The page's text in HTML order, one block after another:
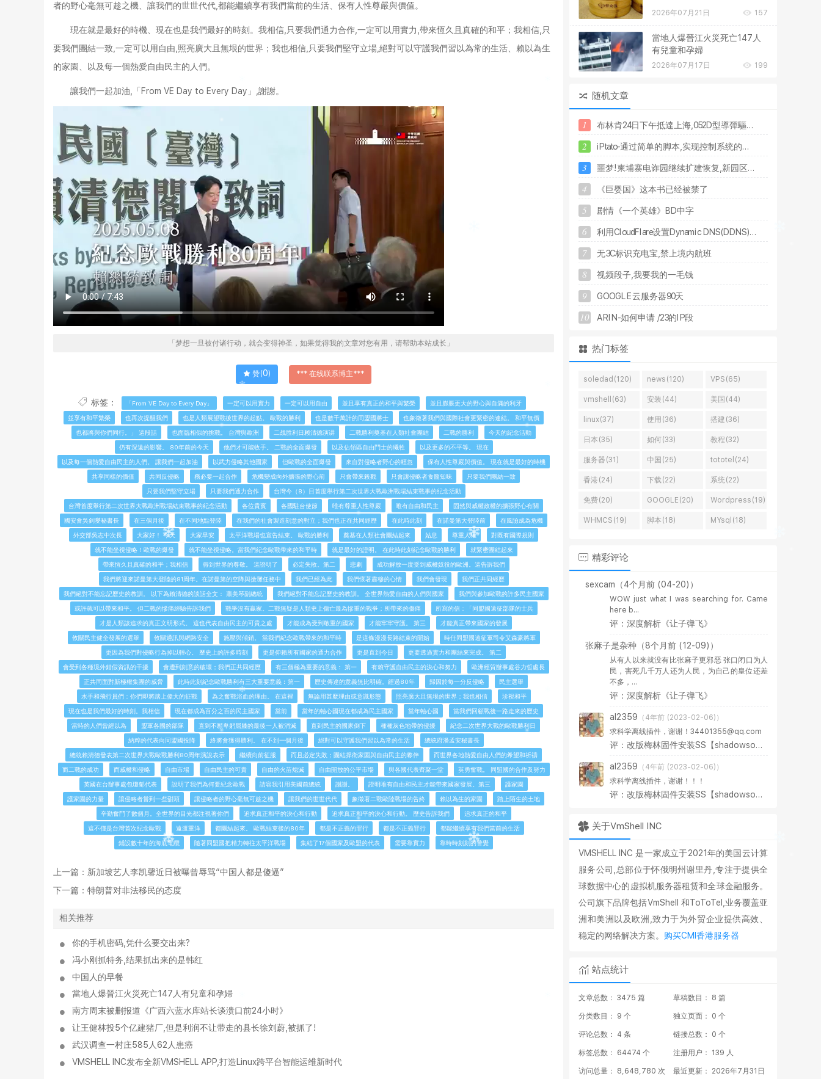
者的野心毫無可趁之機、讓我們的世世代代,都能繼續享有我們當前的生活、保有人性尊嚴與價值。
現在就是最好的時機、現在也是我們最好的時刻。我相信,只要我們通力合作,一定可以用實力,帶來恆久且真確的和平；我相信,只
要我們團結一致,一定可以用自由,照亮廣大且無垠的世界；我也相信,只要我們堅守立場,絕對可以守護我們習以為常的生活、賴以為生
的家園、以及每一個熱愛自由民主的人們。
讓我們一起加油,「From VE Day to Every Day」,謝謝。
「梦想一旦被付诸行动，就会变得神圣，如果觉得我的文章对您有用，请帮助本站成长」
赞(0) *** 在线联系博主***
标签： 「From VE Day to Every Day」 一定可以用實力 一定可以用自由 並且享有真正的和平與繁榮
並且膨脹更大的野心與自滿的利牙
並享有和平繁榮
也再次提醒我們 也是人類展望戰後世界的起點。 歐戰的勝利 也是數千萬計的同盟國將士
也象徵著我們與國際社會更緊密的連結。 和平無價
也都將與你們同行。」 這段話
也面臨相似的挑戰。 台灣與歐洲 二战胜利日赖清德演讲 二戰勝利奠基在人類社會團結 二戰的勝利
今天的紀念活動
仍有深遠的影響。 80年前的今天
他們才可能收手。 二戰的全面爆發 以及佔領區自由鬥士的犧牲
以及更多的不平等。 現在
以及每一個熱愛自由民主的人們。 讓我們一起加油
以武力侵略其他國家 但歐戰的全面爆發 來自對侵略者野心的輕忽
保有人性尊嚴與價值。 現在就是最好的時機
共享同樣的價值
共同反侵略 務必要一起合作 危機變成向外擴張的野心前 只會帶來殺戮 只會讓侵略者食髓知味
只要我們團結一致
只要我們堅守立場
只要我們通力合作
台灣今（8）日首度舉行第二次世界大戰歐洲戰場結束戰事的紀念活動
台灣首度舉行第二次世界大戰歐洲戰場結束戰事的紀念活動
各位貴賓 各國駐台使節 唯有尊重人性尊嚴 唯有自由和民主
固然與威權政權的擴張野心有關
國安會吳釗燮秘書長
在三個月後 在不同地點登陸 在我們的社會製造刻意的對立；我們也正在共同經歷 在此時此刻 在諾曼第大登陸前
在風險成為危機
外交部吳志中次長
大家好！ 今天 大家早安 太平洋戰場也宣告結束。 歐戰的勝利 奠基在人類社會團結起來 姑息 尊重人權
對既有國際規則
就不能坐視侵略！歐戰的爆發
就不能坐視侵略。當我們紀念歐戰帶來的和平時 就是最好的證明。 在此時此刻紀念歐戰的勝利
就緊密團結起來
帶來恆久且真確的和平；我相信
得到世界的尊敬。 這證明了 必定失敗。第二 悲劇
成功解放一度受到威權奴役的歐洲。這告訴我們
我們將迎來諾曼第大登陸的81周年。在諾曼第的空降與搶灘任務中
我們已經為此 我們懷著肅穆的心情 我們會發現
我們正共同經歷
我們絕對不能忘記歷史的教訓。 以下為賴清德的談話全文： 蕭美琴副總統
我們絕對不能忘記歷史的教訓。 全世界熱愛自由的人們與國家
我們與參加歐戰的許多民主國家
或許就可以帶來和平。 但二戰的慘痛經驗告訴我們
戰爭沒有贏家。二戰無疑是人類史上傷亡最為慘重的戰爭；所帶來的傷痛
所寫的信：「同盟國遠征部隊的士兵
才是人類該追求的真正文明形式。 這也代表自由民主的可貴之處
才能成為受到敬重的國家 才能牢牢守護。 第三
才能真正帶來國家的發展
攸關民主健全發展的選舉
攸關通訊與網路安全 施壓與傾銷。 當我們紀念歐戰帶來的和平時 是這條漫漫長路結束的開始
時任同盟國遠征軍司令艾森豪將軍
更因為我們對侵略行為掉以輕心。 歷史上的許多時刻
更是仰賴所有國家的通力合作 更是直到今日
更要透過實力和團結來完成。 第二
會受到各種境外錯假資訊的干擾
會遭到刻意的破壞；我們正共同經歷 有三個極為重要的意義： 第一 有賴守護自由民主的決心和努力
歐洲經貿辦事處谷力哲處長
正共同面對新極權集團的威脅
此時此刻紀念歐戰勝利有三大重要意義︰第一 歷史傳達的意義無比明確。經過80年 歸因於每一分反侵略
民主選舉
水手和飛行員們：你們即將踏上偉大的征戰
為之奮戰浴血的理由。 在這裡 無論用甚麼理由或意識形態 照亮廣大且無垠的世界；我也相信
珍視和平
現在也是我們最好的時刻。我相信
現在都成為百分之百的民主國家 當前 當年的軸心國現在都成為民主國家 當年軸心國
當我們回顧戰後一路走來的歷史
當時的人們曾經以為
盟軍各國的部隊 直到不願卑躬屈膝的最後一人被消滅 直到民主的國家倒下 種種灰色地帶的侵擾
紀念二次世界大戰的歐戰勝利日
納粹的代表向同盟國投降
終將會獲得勝利。 在不到一個月後 絕對可以守護我們習以為常的生活
總統府潘孟安秘書長
總統賴清德發表第二次世界大戰歐戰勝利80周年演說表示
繼續向前征服 而且必定失敗；團結捍衛家園與自由民主的夥伴
而世界各地熱愛自由人們的希望和祈禱
而二戰的成功
而威權和侵略 自由市場 自由民主的可貴 自由的火苗熄滅 自由開放的公平市場 與各國代表齊聚一堂
英勇奮戰。 同盟國的合作及努力
英國在台辦事處包瓊郁代表
說明了我們為何要紀念歐戰 請容我引用美國前總統 謝謝。 證明唯有自由和民主才能帶來國家發展。第三
護家園
護家園的力量
讓侵略者嘗到一些甜頭 讓侵略者的野心毫無可趁之機 讓我們的世世代代 象徵著二戰歐陸戰場的告終 賴以為生的家園
踏上陌生的土地
辛勤奮鬥了數個月。全世界的目光都注視著你們
追求真正和平的決心和行動 追求真正和平的決心和行動。 歷史告訴我們
追求真正的和平
這不僅是台灣首次紀念歐戰
遠渡重洋 都團結起來。 歐戰結束後的80年 都是不正義的罪行 都是不正義罪行
都能繼續享有我們當前的生活
鋪設數十年的海底電纜
隨著同盟國把精力轉往太平洋戰場 集結了17個國家及歐盟的代表 需要靠實力 靠時時刻刻的警覺
上一篇： 新加坡艺人李凯馨近日被曝曾辱骂“中国人都是傻逼”
下一篇： 特朗普对非法移民的态度
相关推荐
你的手机密码,凭什么要交出来?
冯小刚抓特务,结果抓出来的是韩红
中国人的早餐
當地人爆晉江火災死亡147人有兒童和孕婦
南方周末被删报道《广西六蓝水库站长谈溃口前24小时》
让王健林投5个亿建猪厂,但是利润不让带走的县长徐刘蔚,被抓了!
武汉调查一村庄585人62人患癌
VMSHELL INC发布全新VMSHELL APP,打造Linux跨平台智能运维新时代
2026年07月21日 157
當地人爆晉江火災死亡147人
有兒童和孕婦
2026年07月17日 199
随机文章
1 布林肯24日下午抵達 上海 052D型導彈驅...
2 i Ptato-通过简单的脚本 实现控制 系统的...
3 噩梦!柬埔寨电诈园继续扩建恢复 新园 区...
4 《巨婴国》 这本书已经被禁了
5 剧情 《一个英雄》 BD中字
6 利 用C oudF are设置Dynamic DNS(DDNS)...
7 无3C标识充电宝 禁 上境内航班
8 视频段子 我要我的一毛钱
9 GOOGL E云服务器90天
10 AR N-如何申请 /23的 P段
热门标签
soledad(120) news(120) VPS(65)
vmshell(63) 安装(44) 美国(44)
linux(37) 使用(36) 搭建(36)
日本(35) 如何(33) 教程(32)
服务器(31) 中国(25) tototel(24)
香港(24) 下载(22) 系统(22)
免费(20) GOOGLE(20) Wordpress(19)
WHMCS(19) 脚本(18) MYsql(18)
精彩评论
sexcam （4个月前 (04-20)）
WOW just what I was searching for. Came
here b...
评：深度解析《让子弹飞》
张麻子是杂种 （8个月前 (12-09)）
从有人以来就没有比张麻子更邪恶 张口闭口为人
民，害死几千万人还为人民，为自己的皇位还差
不多，...
评：深度解析《让子弹飞》
al2359 （4年前 (2023-02-06)）
求科学离线插件，谢谢！34401355@qq.com
评：改版梅林固件安装SS【shadowsocks】科学上网插件教程
al2359 （4年前 (2023-02-06)）
求科学离线插件，谢谢！！！
评：改版梅林固件安装SS【shadowsocks】科学上网插件教程
关于VmShell INC
VMSHELL INC 是一家成立于2021年的美国云计算
服务公司,总部位于怀俄明州谢里丹,专注于提供全
球数据中心的虚拟机服务器租赁和全球金融服务。
公司旗下品牌包括VmShell 和ToToTel,业务覆盖亚
洲和美洲以及欧洲,致力于为外贸企业提供高效、
稳定的网络解决方案。 购买CMI香港服务器
站点统计
文章总数： 3475 篇 草稿数目： 8 篇
分类数目： 9 个 独立页面： 0 个
评论总数： 4 条 链接总数： 0 个
标签总数： 64474 个 注册用户： 139 人
访问总量： 8,648,780 次 最近更新： 2026年7月31日